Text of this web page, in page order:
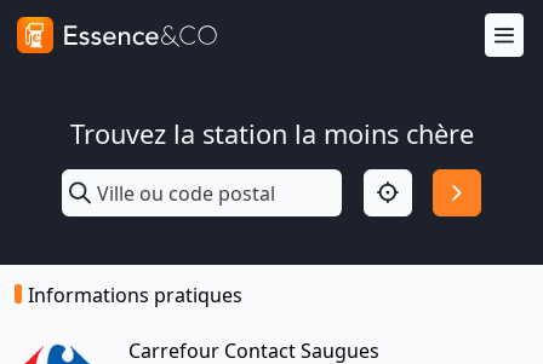
Trouvez la station la moins chère
Informations pratiques
Carrefour Contact Saugues